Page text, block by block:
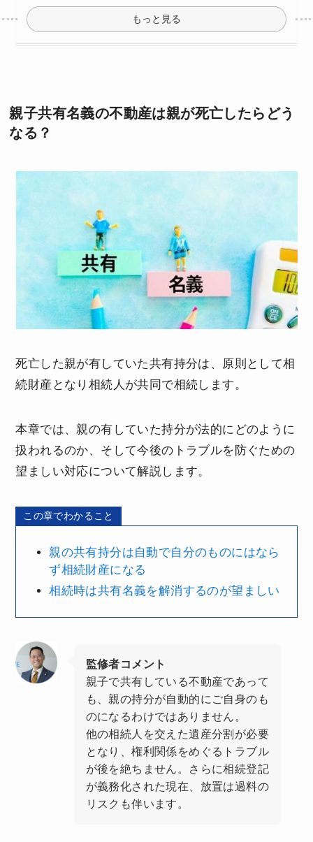
もっと見る
親子共有名義の不動産は親が死亡したらどう
なる？
死亡した親が有していた共有持分は、原則として相
続財産となり相続人が共同で相続します。
本章では、親の有していた持分が法的にどのように
扱われるのか、そして今後のトラブルを防ぐための
望ましい対応について解説します。
この章でわかること
親の共有持分は自動で自分のものにはなら
ず相続財産になる
相続時は共有名義を解消するのが望ましい
監修者コメント
親子で共有している不動産であって
も、親の持分が自動的にご自身のも
のになるわけではありません。
他の相続人を交えた遺産分割が必要
となり、権利関係をめぐるトラブル
が後を絶ちません。さらに相続登記
が義務化された現在、放置は過料の
リスクも伴います。